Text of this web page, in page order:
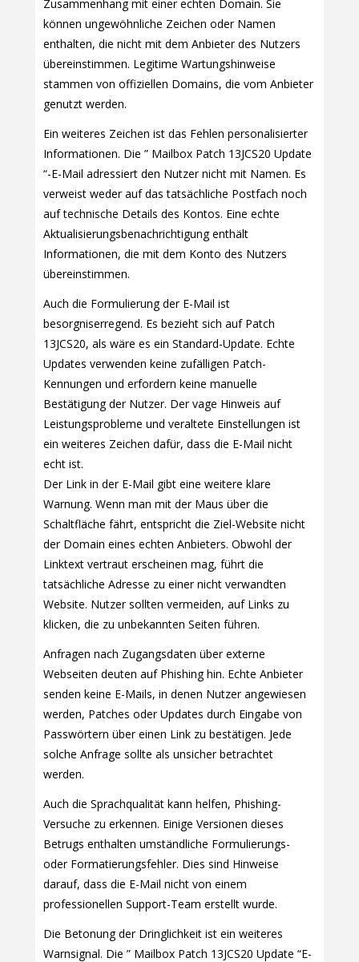
Zusammenhang mit einer echten Domain. Sie
können ungewöhnliche Zeichen oder Namen
enthalten, die nicht mit dem Anbieter des Nutzers
übereinstimmen. Legitime Wartungshinweise
stammen von offiziellen Domains, die vom Anbieter
genutzt werden.
Ein weiteres Zeichen ist das Fehlen personalisierter
Informationen. Die ” Mailbox Patch 13JCS20 Update
“-E-Mail adressiert den Nutzer nicht mit Namen. Es
verweist weder auf das tatsächliche Postfach noch
auf technische Details des Kontos. Eine echte
Aktualisierungsbenachrichtigung enthält
Informationen, die mit dem Konto des Nutzers
übereinstimmen.
Auch die Formulierung der E-Mail ist
besorgniserregend. Es bezieht sich auf Patch
13JCS20, als wäre es ein Standard-Update. Echte
Updates verwenden keine zufälligen Patch-
Kennungen und erfordern keine manuelle
Bestätigung der Nutzer. Der vage Hinweis auf
Leistungsprobleme und veraltete Einstellungen ist
ein weiteres Zeichen dafür, dass die E-Mail nicht
echt ist.
Der Link in der E-Mail gibt eine weitere klare
Warnung. Wenn man mit der Maus über die
Schaltfläche fährt, entspricht die Ziel-Website nicht
der Domain eines echten Anbieters. Obwohl der
Linktext vertraut erscheinen mag, führt die
tatsächliche Adresse zu einer nicht verwandten
Website. Nutzer sollten vermeiden, auf Links zu
klicken, die zu unbekannten Seiten führen.
Anfragen nach Zugangsdaten über externe
Webseiten deuten auf Phishing hin. Echte Anbieter
senden keine E-Mails, in denen Nutzer angewiesen
werden, Patches oder Updates durch Eingabe von
Passwörtern über einen Link zu bestätigen. Jede
solche Anfrage sollte als unsicher betrachtet
werden.
Auch die Sprachqualität kann helfen, Phishing-
Versuche zu erkennen. Einige Versionen dieses
Betrugs enthalten umständliche Formulierungs-
oder Formatierungsfehler. Dies sind Hinweise
darauf, dass die E-Mail nicht von einem
professionellen Support-Team erstellt wurde.
Die Betonung der Dringlichkeit ist ein weiteres
Warnsignal. Die ” Mailbox Patch 13JCS20 Update “E-